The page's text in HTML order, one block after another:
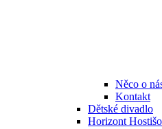
Něco o
Kontakt
Dětské divadlo
Horizont